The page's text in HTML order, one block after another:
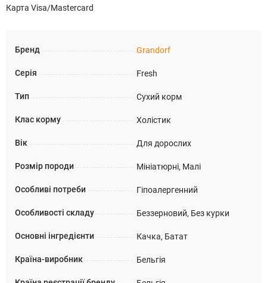
Карта Visa/Mastercard
Бренд Grandorf
Серія Fresh
Тип Сухий корм
Клас корму Холістик
Вік Для дорослих
Розмір породи Мініатюрні, Малі
Особливі потреби Гіпоалергенний
Особливості складу Беззерновий, Без курки
Основні інгредієнти Качка, Батат
Країна-виробник Бельгія